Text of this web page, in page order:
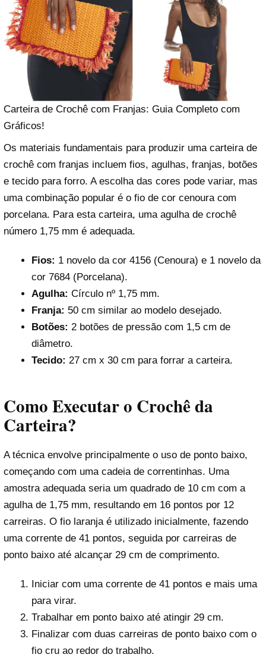
Carteira de Crochê com Franjas: Guia Completo com
Gráficos!
Os materiais fundamentais para produzir uma carteira de
crochê com franjas incluem fios, agulhas, franjas, botões
e tecido para forro. A escolha das cores pode variar, mas
uma combinação popular é o fio de cor cenoura com
porcelana. Para esta carteira, uma agulha de crochê
número 1,75 mm é adequada.
Fios: 1 novelo da cor 4156 (Cenoura) e 1 novelo da
cor 7684 (Porcelana).
Agulha: Círculo nº 1,75 mm.
Franja: 50 cm similar ao modelo desejado.
Botões: 2 botões de pressão com 1,5 cm de
diâmetro.
Tecido: 27 cm x 30 cm para forrar a carteira.
Como Executar o Crochê da
Carteira?
A técnica envolve principalmente o uso de ponto baixo,
começando com uma cadeia de correntinhas. Uma
amostra adequada seria um quadrado de 10 cm com a
agulha de 1,75 mm, resultando em 16 pontos por 12
carreiras. O fio laranja é utilizado inicialmente, fazendo
uma corrente de 41 pontos, seguida por carreiras de
ponto baixo até alcançar 29 cm de comprimento.
Iniciar com uma corrente de 41 pontos e mais uma
para virar.
Trabalhar em ponto baixo até atingir 29 cm.
Finalizar com duas carreiras de ponto baixo com o
fio cru ao redor do trabalho.